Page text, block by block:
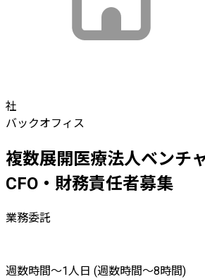
社
バックオフィス
複数展開医療法人ベンチ
CFO・財務責任者募集
業務委託
週数時間〜1人日 (週数時間〜8時間)